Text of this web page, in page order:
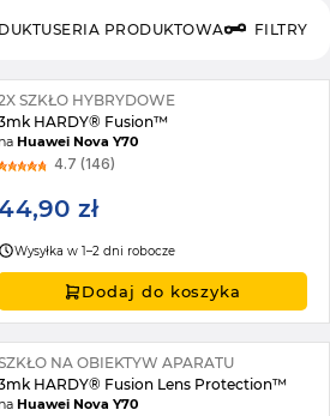
SERIA PRODUKTOWA FILTRY
SZKŁO HYBRYDOWE
HARDY® Fusion™
naHuawei Nova Y70
4.7 (146)
zł
Wysyłka w 1–2 dni robocze
Dodaj do koszyka
NA OBIEKTYW APARATU
HARDY® Fusion Lens Protection™
naHuawei Nova Y70